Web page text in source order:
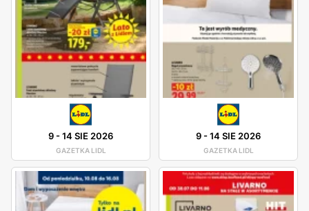
9-14 SIE 2026
GAZETKA LIDL
9-14 SIE 2026
GAZETKA LIDL